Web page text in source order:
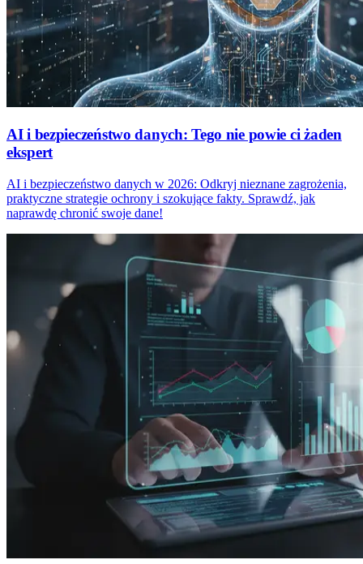
AI i bezpieczeństwo danych: Tego nie powie ci żaden
ekspert
AI i bezpieczeństwo danych w 2026: Odkryj nieznane zagrożenia,
praktyczne strategie ochrony i szokujące fakty. Sprawdź, jak
naprawdę chronić swoje dane!